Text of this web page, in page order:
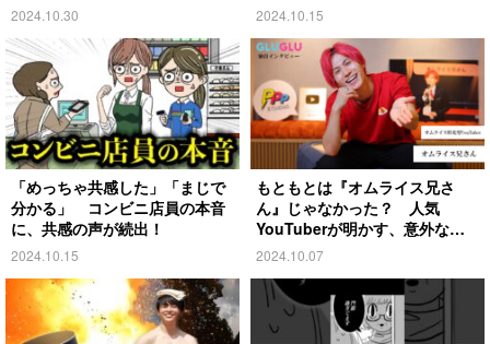
2024.10.30 2024.10.15
「めっちゃ共感した」「まじで
分かる」 コンビニ店員の本音
に、共感の声が続出！
2024.10.15
もともとは『オムライス兄さ
ん』じゃなかった？ 人気
YouTuberが明かす、意外な過
去とは
2024.10.07